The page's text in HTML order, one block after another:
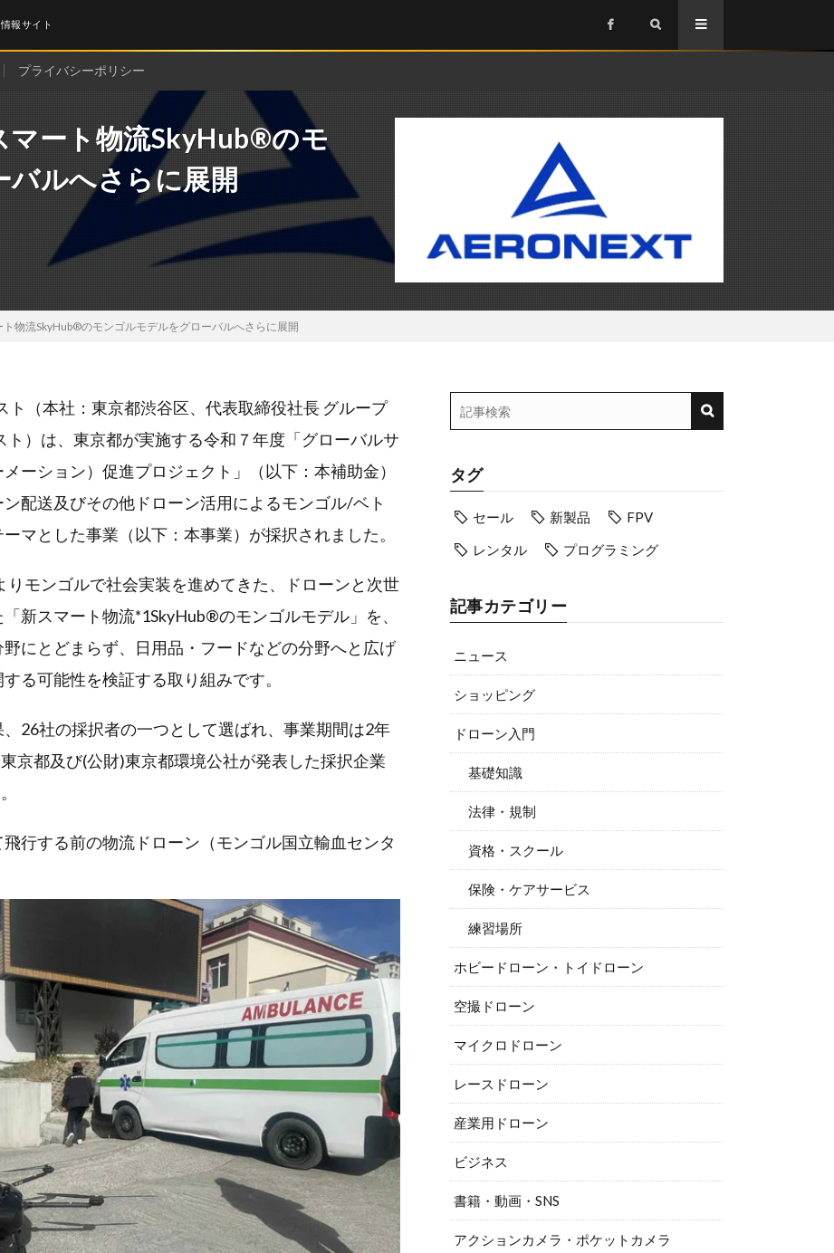
報サイト
プライバシーポリシー
マート物流SkyHub®のモ
バルへさらに展開
物流SkyHub®のモンゴルモデルをグローバルへさらに展開
（本社：東京都渋谷区、代表取締役社長 グループ
ト）は、東京都が実施する令和７年度「グローバルサ
ーション）促進プロジェクト」（以下：本補助金）
配送及びその他ドローン活用によるモンゴル/ベト
マとした事業（以下：本事業）が採択されました。
モンゴルで社会実装を進めてきた、ドローンと次世
新スマート物流*1SkyHub®のモンゴルモデル」を、
にとどまらず、日用品・フードなどの分野へと広げ
る可能性を検証する取り組みです。
26社の採択者の一つとして選ばれ、事業期間は2年
京都及び(公財)東京都環境公社が発表した採択企業
行する前の物流ドローン（モンゴル国立輸血センタ
タグ
セール 新製品
FPV
レンタル
プログラミング
記事カテゴリー
ニュース
ショッピング
ドローン入門
基礎知識
法律・規制
資格・スクール
保険・ケアサービス
練習場所
ホビードローン・トイドローン
空撮ドローン
マイクロドローン
レースドローン
産業用ドローン
ビジネス
書籍・動画・SNS
アクションカメラ・ポケットカメラ